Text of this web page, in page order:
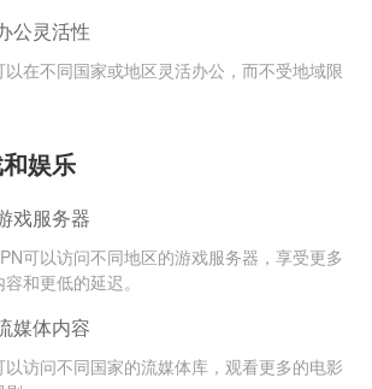
公灵活性
以在不同国家或地区灵活办公，而不受地域限
娱乐
戏服务器
可以访问不同地区的游戏服务器，享受更多
和更低的延迟。
媒体内容
以访问不同国家的流媒体库，观看更多的电影